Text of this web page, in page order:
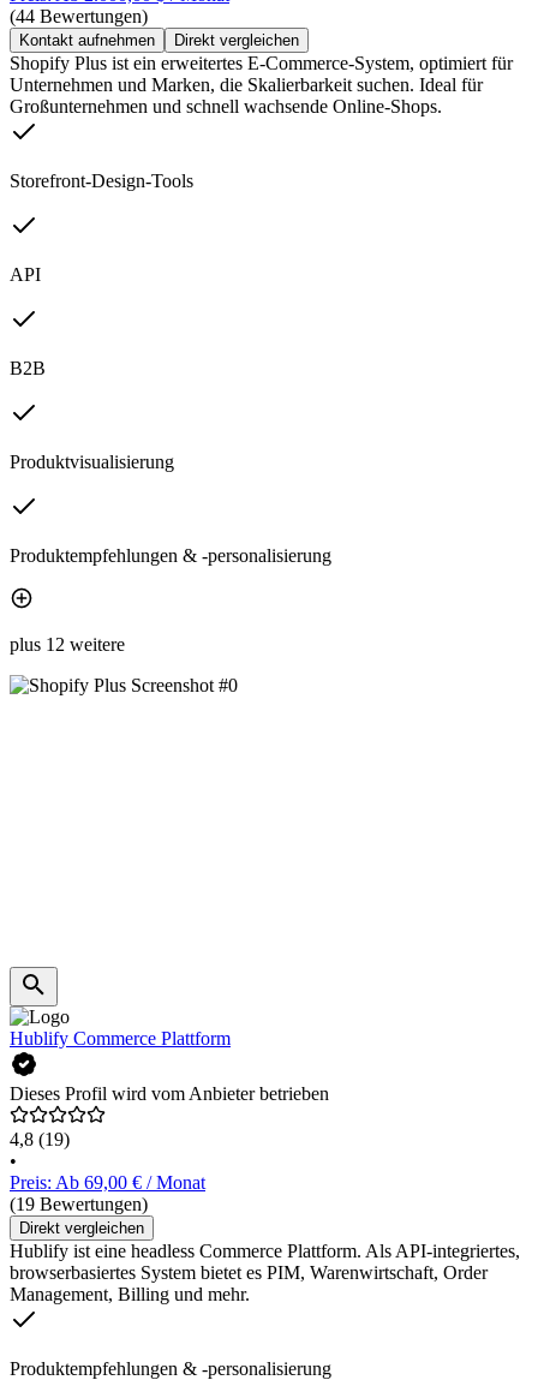
(44 Bewertungen)
Kontakt aufnehmen Direkt vergleichen
Shopify Plus ist ein erweitertes E-Commerce-System, optimiert für
Unternehmen und Marken, die Skalierbarkeit suchen. Ideal für
Großunternehmen und schnell wachsende Online-Shops.
Storefront-Design-Tools
API
B2B
Produktvisualisierung
Produktempfehlungen & -personalisierung
plus 12 weitere
Hublify Commerce Plattform
Dieses Profil wird vom Anbieter betrieben
4,8 (19)
•
Preis: Ab 69,00 € / Monat
(19 Bewertungen)
Direkt vergleichen
Hublify ist eine headless Commerce Plattform. Als API-integriertes,
browserbasiertes System bietet es PIM, Warenwirtschaft, Order
Management, Billing und mehr.
Produktempfehlungen & -personalisierung